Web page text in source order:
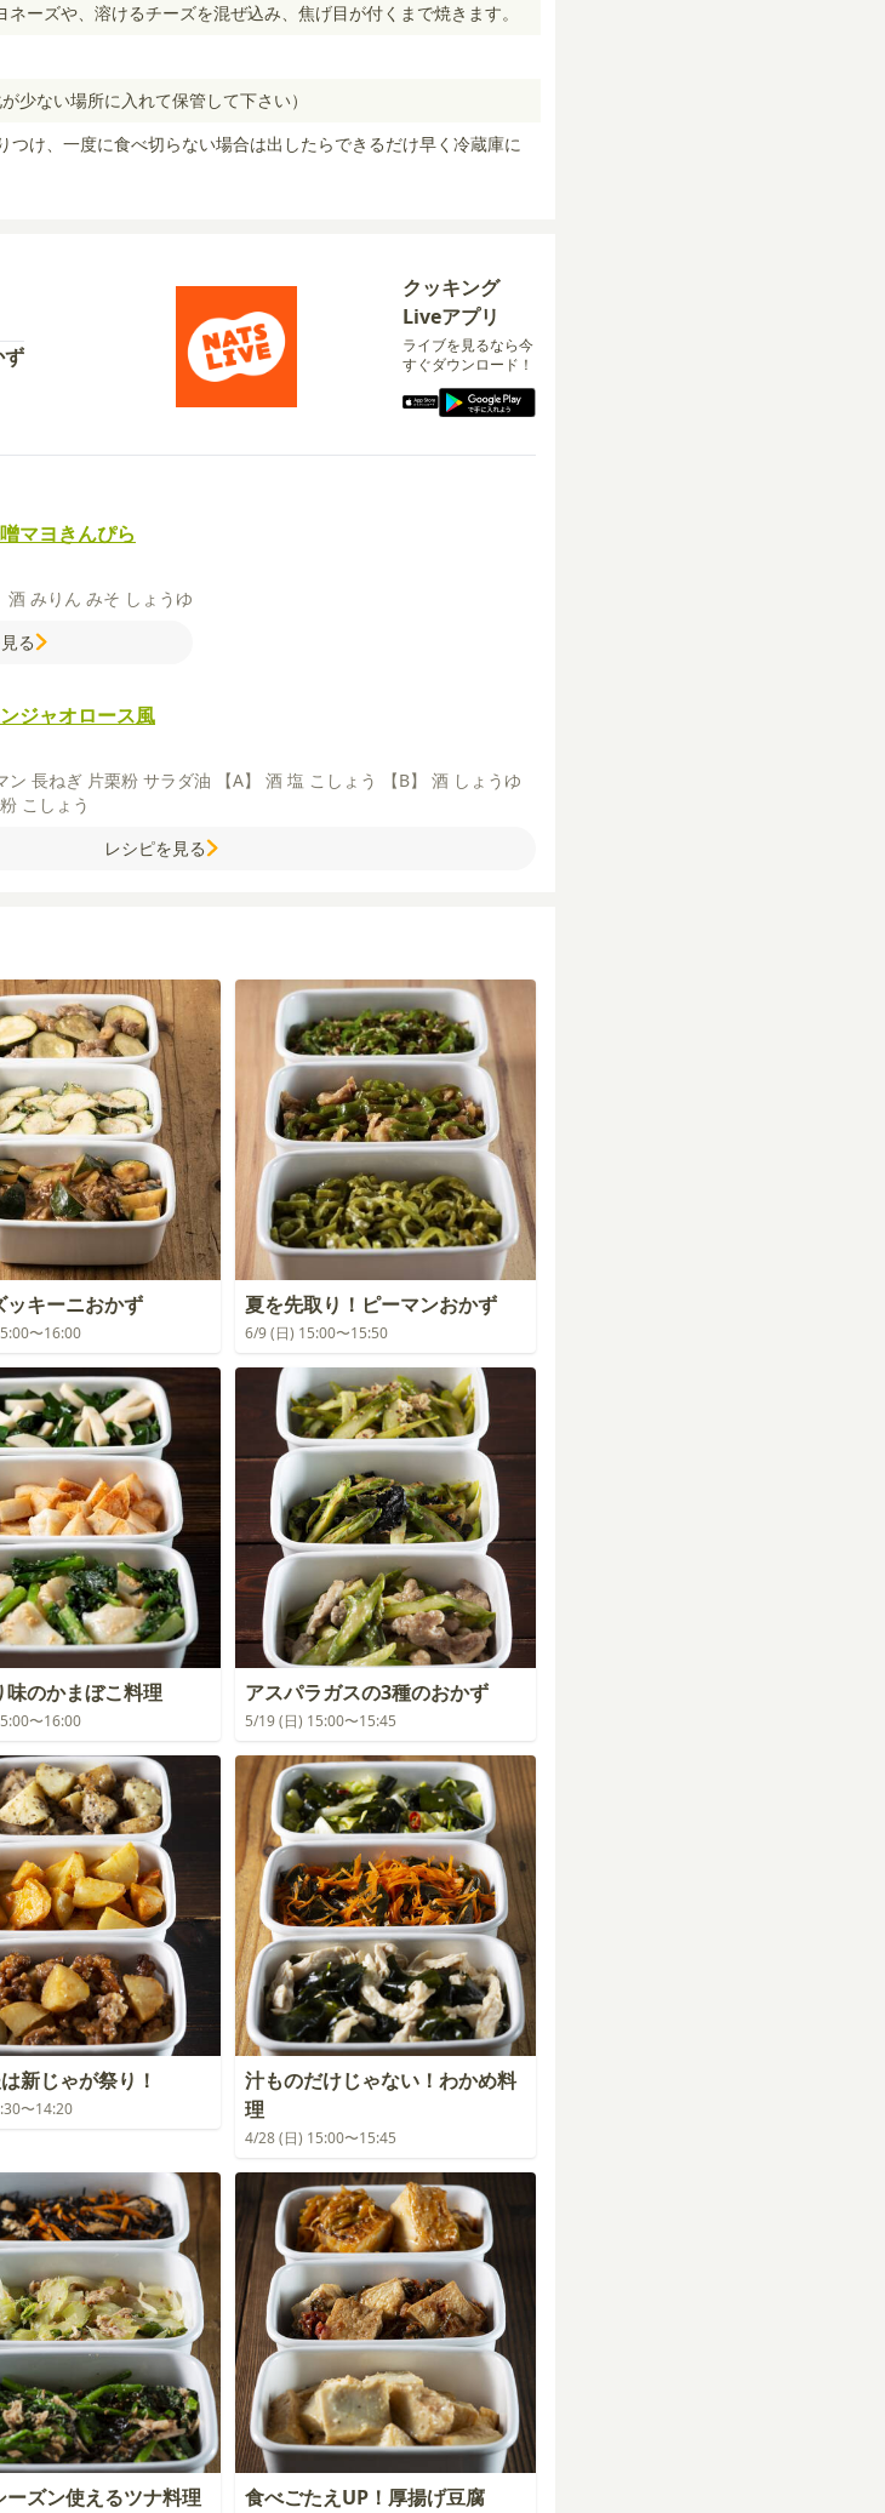
ーズや、溶けるチーズを混ぜ込み、焦げ目が付くまで焼きます。
少ない場所に入れて保管して下さい）
け、一度に食べ切らない場合は出したらできるだけ早く冷蔵庫に
クッキング
Liveアプリ
ライブを見るなら今
すぐダウンロード！
マヨきんぴら
酒 みりん みそ しょうゆ
る
ジャオロース風
ン 長ねぎ 片栗粉 サラダ油 【A】 酒 塩 こしょう 【B】 酒 しょうゆ
こしょう
レシピを見る
ッキーニおかず
〜16:00
夏を先取り！ピーマンおかず
6/9 (日) 15:00〜15:50
味のかまぼこ料理
〜16:00
アスパラガスの3種のおかず
5/19 (日) 15:00〜15:45
新じゃが祭り！
〜14:20
汁ものだけじゃない！わかめ料
理
4/28 (日) 15:00〜15:45
ーズン使えるツナ料理 食べごたえUP！厚揚げ豆腐